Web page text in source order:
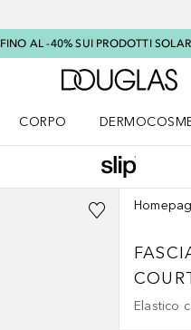
FINO AL -40% SUI PRODOTTI
A
CORPO
Elastico